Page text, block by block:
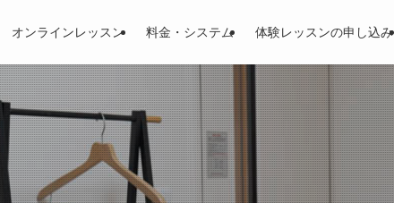
オンラインレッスン 料金・システム 体験レッスンの申し込み